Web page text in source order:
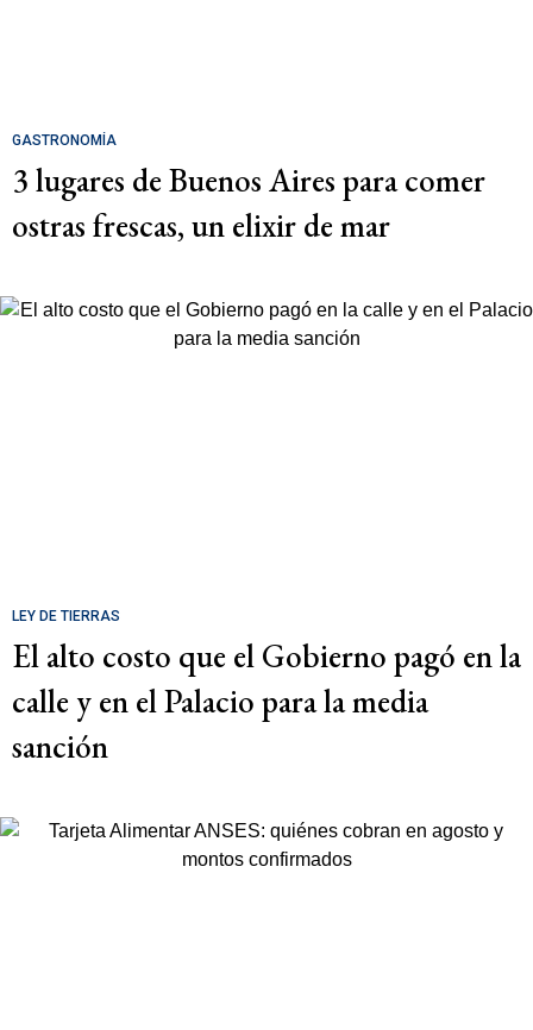
GASTRONOMÍA
3 lugares de Buenos Aires para comer
ostras frescas, un elixir de mar
LEY DE TIERRAS
El alto costo que el Gobierno pagó en la
calle y en el Palacio para la media
sanción